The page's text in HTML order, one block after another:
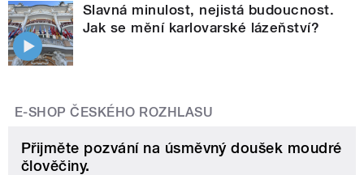
Slavná minulost, nejistá budoucnost.
Jak se mění karlovarské lázeňství?
E-SHOP ČESKÉHO ROZHLASU
Přijměte pozvání na úsměvný doušek moudré
člověčiny.